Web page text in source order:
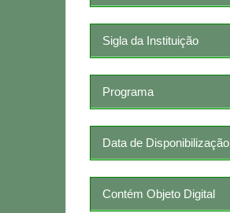
Sigla da Instituição
Programa
Data de Disponibilização
Contém Objeto Digital